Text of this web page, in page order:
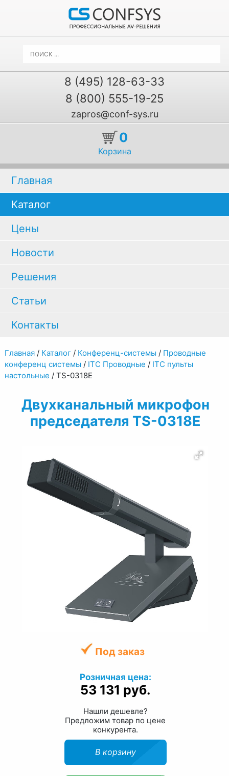
8 (495) 128-63-33
8 (800) 555-19-25
zapros@conf-sys.ru
0
Корзина
Главная
Каталог
Цены
Новости
Решения
Статьи
Контакты
Главная/ Каталог/ Конференц-системы / Проводные
конференц системы / ITC Проводные / ITC пульты
настольные / TS-0318E
Двухканальный микрофон
председателя TS-0318E
Под заказ
Розничная цена:
53 131 руб.
Нашли дешевле?
Предложим товар по цене
конкурента.
В корзину